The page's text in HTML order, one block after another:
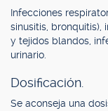
Infecciones
sinusitis, bronquitis),
y tejidos blandos,
urinario.
Dosificación.
Se aconseja una